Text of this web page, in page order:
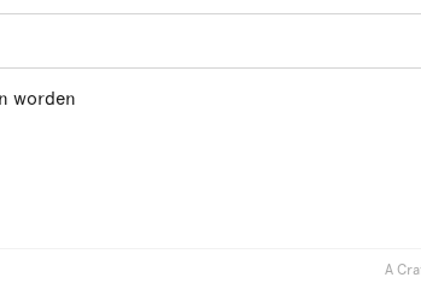
worden
A